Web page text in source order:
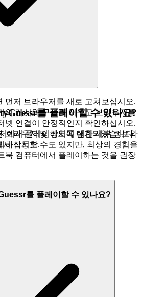
먼저 브라우저를 새로 고쳐보십시오.
의 캐시와 쿠키를 지우고 브라우저를
넷 연결이 안정적인지 확인하십시오.
브라우저 및 장치에 대한 세부 정보와
하십시오.
를 플레이할 수 있나요?
에서 플레이하도록 설계되었습니다.
작동할 수도 있지만, 최상의 경험을
북 컴퓨터에서 플레이하는 것을 권장
를 플레이할 수 있나요?